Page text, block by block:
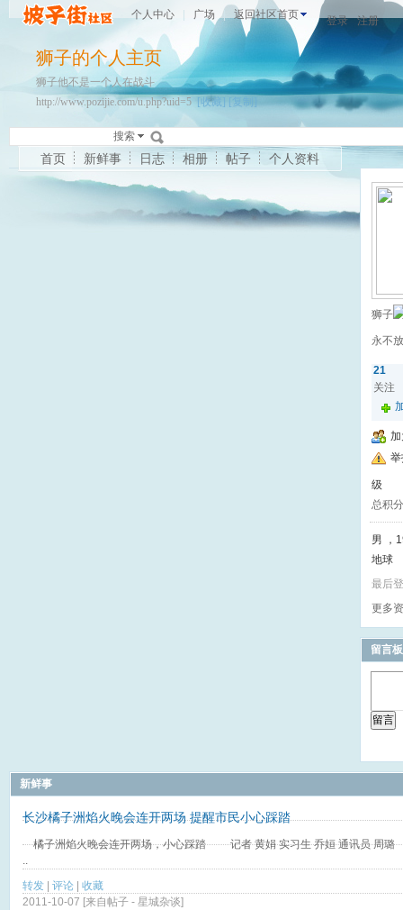
个人中心 广场 返回社区首页 登录 注册
狮子的个人主页
狮子他不是一个人在战斗
http://www.pozijie.com/u.php?uid=5 [收藏] [复制]
搜索
首页 新鲜事 日志 相册 帖子 个人资料
狮子
永不
21
关注
级
总积
男 ，
地球
最后
更多
留言板
留言
新鲜事
长沙橘子洲焰火晚会连开两场 提醒市民小心踩踏
橘子洲焰火晚会连开两场，小心踩踏 记者 黄娟 实习生 乔姮 通讯员 周璐
..
转发 | 评论 | 收藏
2011-10-07 [来自帖子 - 星城杂谈]